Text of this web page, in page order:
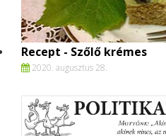
Recept - Szőlő krémes
2020. augusztus 28.